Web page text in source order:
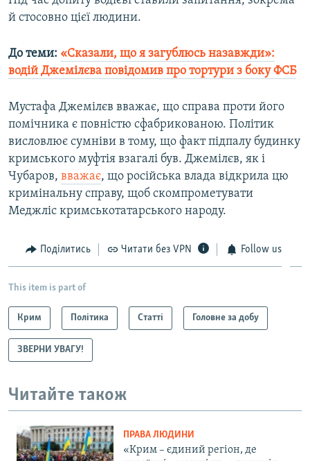
й стосовно цієї людини.
До теми: «Сказали, що я загублюсь назавжди»:
водій Джемілєва повідомив про тортури з боку ФСБ
Мустафа Джемілєв вважає, що справа проти його
помічника є повністю сфабрикованою. Політик
висловлює сумніви в тому, що факт підпалу будинку
кримського муфтія взагалі був. Джемілєв, як і
Чубаров, вважає, що російська влада відкрила цю
кримінальну справу, щоб скомпрометувати
Меджліс кримськотатарського народу.
Поділитись Читати без VPN Follow us
This item is part of
Крим Політика Статті Головне за добу
ЗВЕРНИ УВАГУ!
Читайте також
ПРАВА ЛЮДИНИ
«Крим – єдиний регіон, де